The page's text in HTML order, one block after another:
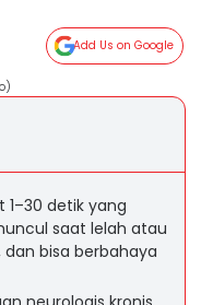
Add Us on Google
detik yang
saat lelah atau
bisa berbahaya